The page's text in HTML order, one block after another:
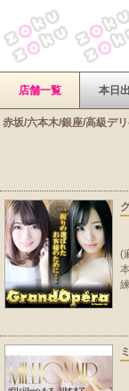
店舗一覧 本日
赤坂/六本木/銀座/高級デ
(